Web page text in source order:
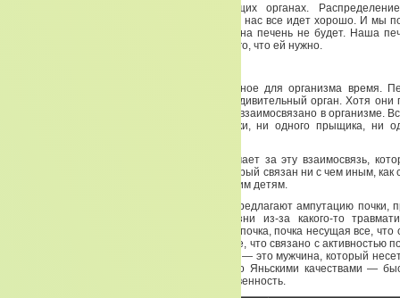
Мы с вами позаботились о двух ведущих органах.
питательных веществ пошло своим путем. У нас все идет хорошо. И мы
помогли этим двум органам, то деструкции на печень не будет. Наша
правильно, заниматься распределением всего, что ей нужно.
Теперь мы переходим с вами в очень важное для организма время.
которую ответственны почки. Почки — это удивительный орган. Хотя
для человека переоценить невозможно. Всё взаимосвязано в организме.
так ни одной родинки, ни одной бородавки, ни одного прыщика, ни
И мы переходим к органу, который и отвечает за эту взаимосвязь,
почему мы с вами вообще живем. Орган, который связан ни с чем иным, как
связан с тем, какие мы, что мы передаем своим детям.
Мы должны всегда помнить, что если нам предлагают ампутацию почки,
Бог это происходит, или в процессе жизни из-за какого-то
происходит, то правая почка — это мужская почка, почка несущая все, что
информации генетической, через сперму. Все, что связано с активностью
что связано с мужским типом, когда мужчина — это мужчина, который
свои поступки. Который обладает не только Яньскими качествами —
скорей. Но, который способен нести ответственность.